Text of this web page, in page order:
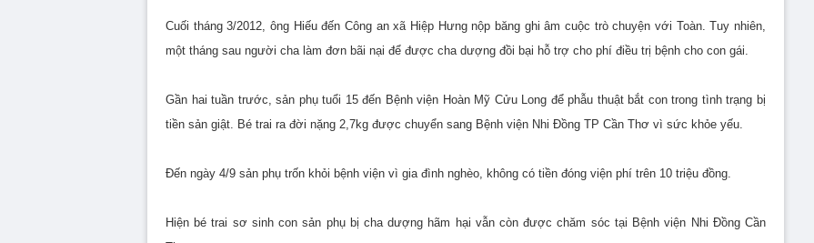
Cuối tháng 3/2012, ông Hiếu đến Công an xã Hiệp Hưng nộp băng ghi âm cuộc trò chuyện với Toàn. Tuy nhiên,
một tháng sau người cha làm đơn bãi nại để được cha dượng đồi bại hỗ trợ cho phí điều trị bệnh cho con gái.
Gần hai tuần trước, sản phụ tuổi 15 đến Bệnh viện Hoàn Mỹ Cửu Long để phẫu thuật bắt con trong tình trạng bị
tiền sản giật. Bé trai ra đời nặng 2,7kg được chuyển sang Bệnh viện Nhi Đồng TP Cần Thơ vì sức khỏe yếu.
Đến ngày 4/9 sản phụ trốn khỏi bệnh viện vì gia đình nghèo, không có tiền đóng viện phí trên 10 triệu đồng.
Hiện bé trai sơ sinh con sản phụ bị cha dượng hãm hại vẫn còn được chăm sóc tại Bệnh viện Nhi Đồng Cần